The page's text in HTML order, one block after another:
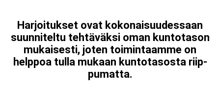
Har­joi­tuk­set ovat koko­nai­suu­des­saan
suun­ni­tel­tu teh­tä­väk­si oman kun­to­ta­son
mu­kai­ses­ti, joten toi­min­taam­me on
helppoa tulla mukaan kun­to­ta­sos­ta riip­
pu­mat­ta.